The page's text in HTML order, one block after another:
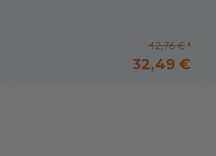
42,76 €
32,49 €